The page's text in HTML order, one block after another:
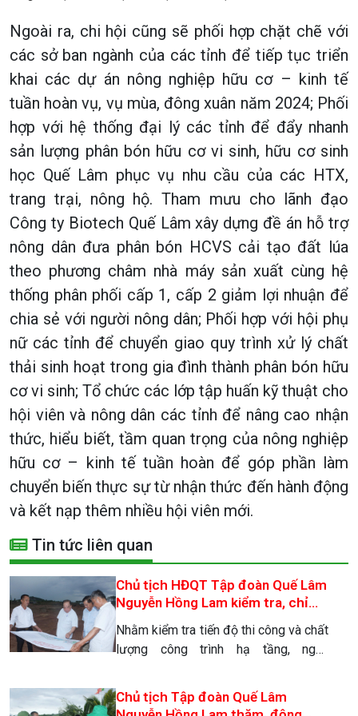
Ngoài ra, chi hội cũng sẽ phối hợp chặt chẽ với
các sở ban ngành của các tỉnh để tiếp tục triển
khai các dự án nông nghiệp hữu cơ – kinh tế
tuần hoàn vụ, vụ mùa, đông xuân năm 2024; Phối
hợp với hệ thống đại lý các tỉnh để đẩy nhanh
sản lượng phân bón hữu cơ vi sinh, hữu cơ sinh
học Quế Lâm phục vụ nhu cầu của các HTX,
trang trại, nông hộ. Tham mưu cho lãnh đạo
Công ty Biotech Quế Lâm xây dựng đề án hỗ trợ
nông dân đưa phân bón HCVS cải tạo đất lúa
theo phương châm nhà máy sản xuất cùng hệ
thống phân phối cấp 1, cấp 2 giảm lợi nhuận để
chia sẻ với người nông dân; Phối hợp với hội phụ
nữ các tỉnh để chuyển giao quy trình xử lý chất
thải sinh hoạt trong gia đình thành phân bón hữu
cơ vi sinh; Tổ chức các lớp tập huấn kỹ thuật cho
hội viên và nông dân các tỉnh để nâng cao nhận
thức, hiểu biết, tầm quan trọng của nông nghiệp
hữu cơ – kinh tế tuần hoàn để góp phần làm
chuyển biến thực sự từ nhận thức đến hành động
và kết nạp thêm nhiều hội viên mới.
Tin tức liên quan
Chủ tịch HĐQT Tập đoàn Quế Lâm
Nguyễn Hồng Lam kiểm tra, chỉ
đạo tại công trường thi công tổ
hợp nông nghiệp hữu cơ, kinh tế
tuần hoàn, sinh thái 4f Hà Tĩnh
Nhằm kiểm tra tiến độ thi công và chất
lượng công trình hạ tầng, ngày
hữu cơ, kinh tế tuần hoàn, sinh thái 4F
Quế Lâm Hà Tĩnh, Chủ tịch HĐQT Tập
Chủ tịch Tập đoàn Quế Lâm